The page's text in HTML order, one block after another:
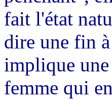
fait l'état
dire une fin
implique
femme qui